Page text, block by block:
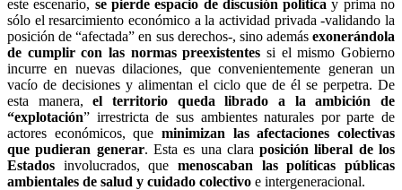
este escenario, se pierde espacio de discusión política y prima no
sólo el resarcimiento económico a la actividad privada -validando la
posición de “afectada” en sus derechos-, sino además exonerándola
de cumplir con las normas preexistentes si el mismo Gobierno
incurre en nuevas dilaciones, que convenientemente generan un
vacío de decisiones y alimentan el ciclo que de él se perpetra. De
esta manera,el territorio queda librado a la ambición de
“explotación” irrestricta de sus ambientes naturales por parte de
actores económicos, que minimizan las afectaciones colectivas
que pudieran generar. Esta es una claraposición liberal de los
Estados involucrados, quemenoscaban las políticas públicas
ambientales de salud y cuidado colectivo e intergeneracional.